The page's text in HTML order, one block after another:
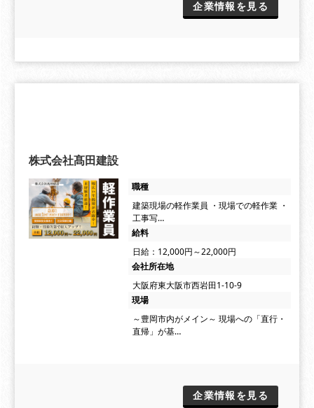
企業情報を見る
株式会社髙田建設
職種
建築現場の軽作業員 ・現場での軽作業 ・
工事写…
給料
日給：12,000円～22,000円
会社所在地
大阪府東大阪市西岩田1-10-9
現場
～豊岡市内がメイン～ 現場への「直行・
直帰」が基…
企業情報を見る